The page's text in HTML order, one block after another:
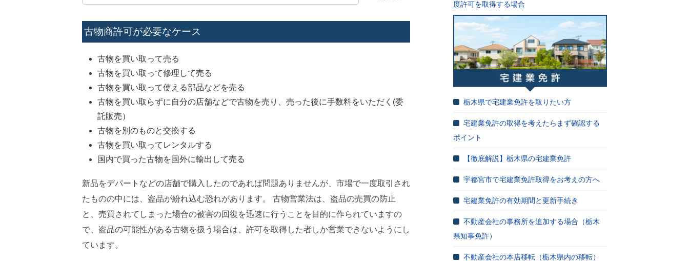
古物商許可が必要なケース
古物を買い取って売る
古物を買い取って修理して売る
古物を買い取って使える部品などを売る
古物を買い取らずに自分の店舗などで古物を売り、売った後に手数料をいただく(委
託販売）
古物を別のものと交換する
古物を買い取ってレンタルする
国内で買った古物を国外に輸出して売る
新品をデパートなどの店舗で購入したのであれば問題ありませんが、市場で一度取引され
たものの中には、盗品が紛れ込む恐れがあります。 古物営業法は、盗品の売買の防止
と、売買されてしまった場合の被害の回復を迅速に行うことを目的に作られていますの
で、盗品の可能性がある古物を扱う場合は、許可を取得した者しか営業できないようにし
ています。
度許可を取得する場合
栃木県で宅建業免許を取りたい方
宅建業免許の取得を考えたらまず確認する
ポイント
【徹底解説】栃木県の宅建業免許
宇都宮市で宅建業免許取得をお考えの方へ
宅建業免許の有効期間と更新手続き
不動産会社の事務所を追加する場合（栃木
県知事免許）
不動産会社の本店移転（栃木県内の移転）